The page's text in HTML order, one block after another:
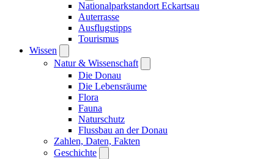
Nationalparkstandort Eckartsau
Auterrasse
Ausflugstipps
Tourismus
Wissen
Natur & Wissenschaft
Die Donau
Die Lebensräume
Flora
Fauna
Naturschutz
Flussbau an der Donau
Zahlen, Daten, Fakten
Geschichte